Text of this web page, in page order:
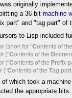
originally
a 36-bit machine
part" and "tag part" of
to Lisp included
(short for "Contents of
("Contents of the D
("Contents of the Prefix
("Contents of theTag
of which took a
the appropriate bits.